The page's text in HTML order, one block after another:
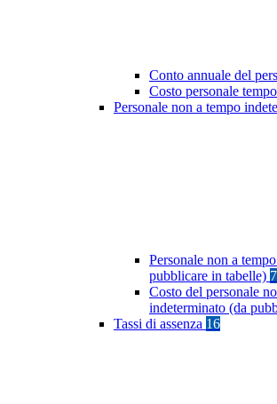
Conto annuale del
Costo personale
Personale non a tempo
Personale non a
pubblicare in tabelle)
Costo del personale
indeterminato (da
Tassi di assenza 16